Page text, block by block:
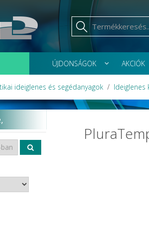
ÚJDONSÁGOK AKCIÓK
ideiglenes és segédanyagok Ideiglenes